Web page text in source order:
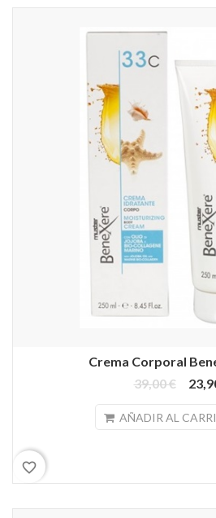
Crema Corporal
39,00 €
AÑADIR AL
favorite_border